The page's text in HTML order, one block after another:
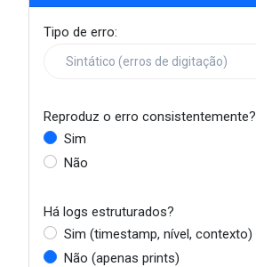
Tipo de erro:
Reproduz o erro consistentemente?
Sim
Não
Há logs estruturados?
Sim (timestamp, nível, contexto)
Não (apenas prints)